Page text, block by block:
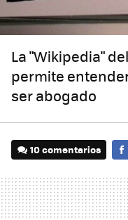
La "Wikipedia"
permite
ser abogado
10 comentarios